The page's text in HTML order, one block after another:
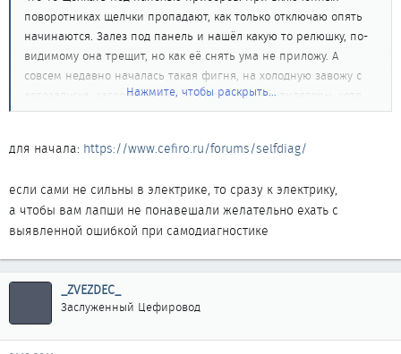
поворотниках щелчки пропадают, как только отключаю опять
начинаются. Залез под панель и нашёл какую то релюшку, по-
видимому она трещит, но как её снять ума не приложу. А
совсем недавно началась такая фигня, на холодную завожу с
автозапуска, загорается чек и включаются вентиляторы, хотя
машина холодная, потом через какое-то время гаснет и всё
всем бороться!!! Заранее спасибо!!!!
Нажмите, чтобы раскрыть...
для начала: https://www.cefiro.ru/forums/selfdiag/
если сами не сильны в электрике, то сразу к электрику,
а чтобы вам лапши не понавешали желательно ехать с
выявленной ошибкой при самодиагностике
_ZVEZDEC_
Заслуженный Цефировод